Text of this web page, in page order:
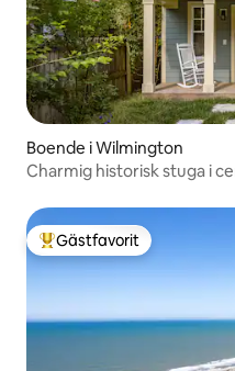
Boende i Wilmington
Charmig historisk stuga i
Populär gästfavorit
Gästfavorit